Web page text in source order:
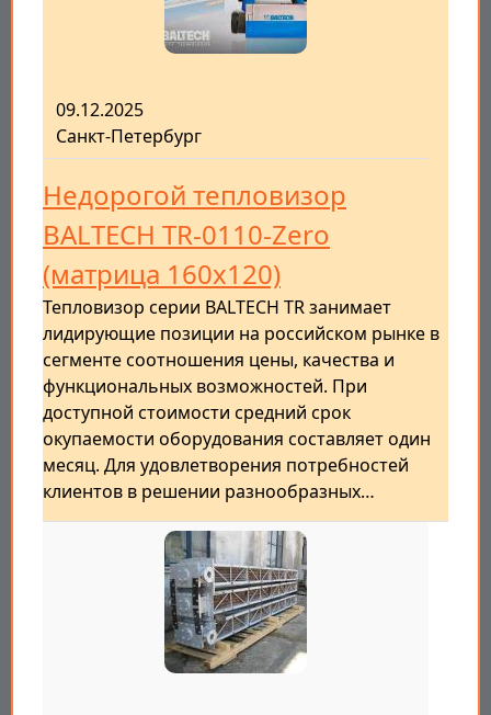
09.12.2025
Санкт-Петербург
Недорогой тепловизор
BALTECH TR-0110-Zero
(матрица 160х120)
Тепловизор серии BALTECH TR занимает
лидирующие позиции на российском рынке в
сегменте соотношения цены, качества и
функциональных возможностей. При
доступной стоимости средний срок
окупаемости оборудования составляет один
месяц. Для удовлетворения потребностей
клиентов в решении разнообразных…